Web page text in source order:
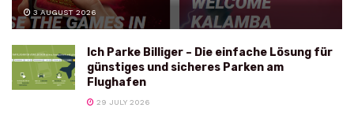
3 AUGUST 2026
Ich Parke Billiger – Die einfache Lösung für
günstiges und sicheres Parken am
Flughafen
29 JULY 2026